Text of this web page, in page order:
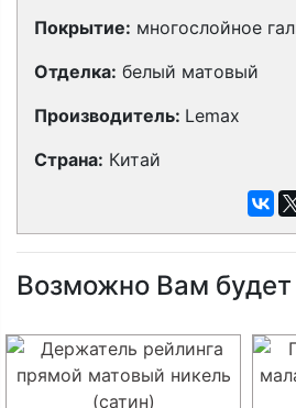
Покрытие: многослойное
Отделка: белый матовый
Производитель: Lemax
Страна: Китай
Возможно Вам будет